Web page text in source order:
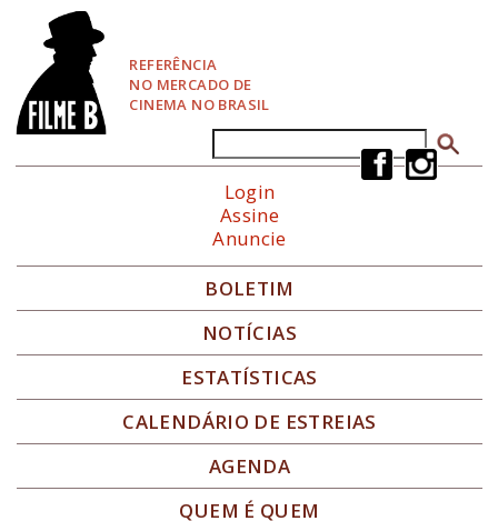
REFERÊNCIA
NO MERCADO DE
CINEMA NO BRASIL
Formulário de busca
Login
Assine
Anuncie
BOLETIM
NOTÍCIAS
ESTATÍSTICAS
CALENDÁRIO DE ESTREIAS
AGENDA
QUEM É QUEM